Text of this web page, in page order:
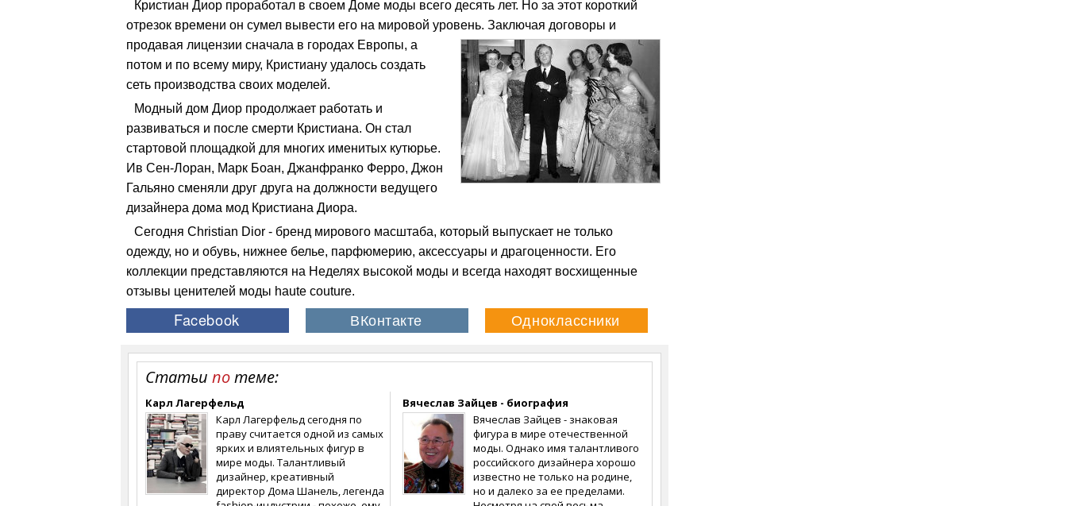
Кристиан Диор проработал в своем Доме моды всего десять лет. Но за этот короткий
отрезок времени он сумел вывести его на мировой уровень. Заключая договоры и
продавая лицензии сначала в городах Европы, а
потом и по всему миру, Кристиану удалось создать
сеть производства своих моделей.
Модный дом Диор продолжает работать и
развиваться и после смерти Кристиана. Он стал
стартовой площадкой для многих именитых кутюрье.
Ив Сен-Лоран, Марк Боан, Джанфранко Ферро, Джон
Гальяно сменяли друг друга на должности ведущего
дизайнера дома мод Кристиана Диора.
Сегодня Christian Dior - бренд мирового масштаба, который выпускает не только
одежду, но и обувь, нижнее белье, парфюмерию, аксессуары и драгоценности. Его
коллекции представляются на Неделях высокой моды и всегда находят восхищенные
отзывы ценителей моды haute couture.
Статьи потеме:
Карл Лагерфельд
Карл Лагерфельд сегодня по
праву считается одной из самых
ярких и влиятельных фигур в
мире моды. Талантливый
дизайнер, креативный
директор Дома Шанель, легенда
Вячеслав Зайцев - биография
Вячеслав Зайцев - знаковая
фигура в мире отечественной
моды. Однако имя талантливого
российского дизайнера хорошо
известно не только на родине,
но и далеко за ее пределами.